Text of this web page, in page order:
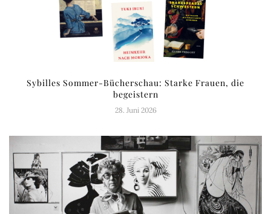
Sybilles Sommer-Bücherschau: Starke Frauen, die
begeistern
28. Juni 2026